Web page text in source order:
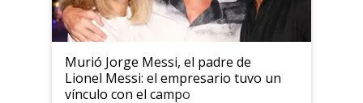
Murió Jorge Messi, el padre de
Lionel Messi: el empresario tuvo un
vínculo con el campo